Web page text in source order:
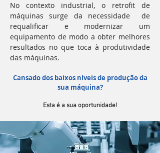
No contexto industrial, o retrofit de
máquinas surge da necessidade de
requalificar e modernizar um
equipamento de modo a obter melhores
resultados no que toca à produtividade
das máquinas.
Cansado dos baixos níveis de produção da
sua máquina?
Esta é a sua oportunidade!